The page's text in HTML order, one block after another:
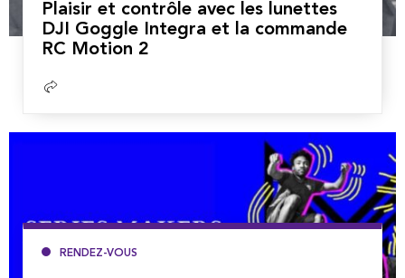
Plaisir et contrôle avec les lunettes
DJI Goggle Integra et la commande
RC Motion 2
Lire
RENDEZ-VOUS